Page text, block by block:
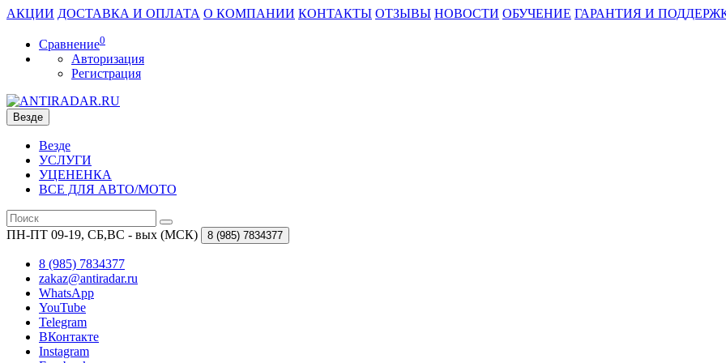
АКЦИИ ДОСТАВКА И ОПЛАТА О КОМПАНИИ КОНТАКТЫ ОТЗЫВЫ НОВОСТИ ОБУЧЕНИЕ ГАРАНТИЯ И
Сравнение0
Авторизация
Регистрация
Везде
Везде
УСЛУГИ
УЦЕНЕНКА
ВСЕ ДЛЯ АВТО/МОТО
ПН-ПТ 09-19, СБ,ВС - вых (МСК) 8 (985) 7834377
8 (985) 7834377
zakaz@antiradar.ru
WhatsApp
YouTube
Telegram
ВКонтакте
Instagram